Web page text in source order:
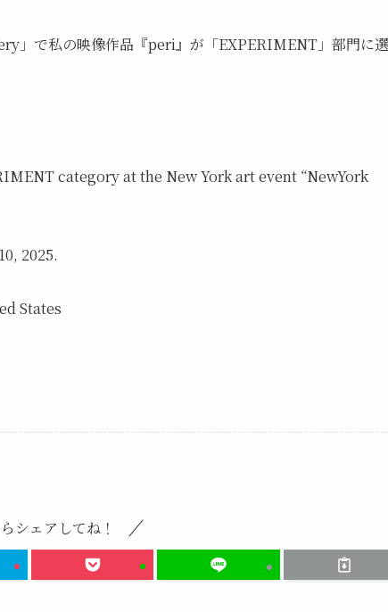
」で私の映像作品『peri』が「EXPERIMENT」部門に選
category at the New York art event “NewYork
2025.
States
シェアしてね！